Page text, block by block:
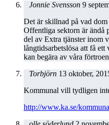
Jonnie Svensson 9
Det är skillnad på vad
Offentliga sektorn är ändå
del av Extra tjänster inom
långtidsarbetslösa att få
kan begära av våra
Torbjörn 13 oktober,
Kommunal vill tydligen
http://www.ka.se/